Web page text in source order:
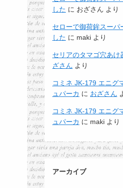
した に おざさん より
セローで御荷鉾スーパ
した に maki より
セリアのタマゴ穴あけ
ざさん より
コミネ JK-179 エニグ
ュパーカ に おざさん
コミネ JK-179 エニグ
ュパーカ に maki より
アーカイブ